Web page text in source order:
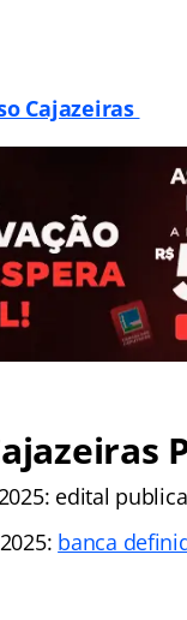
Cajazeiras
edital
banca